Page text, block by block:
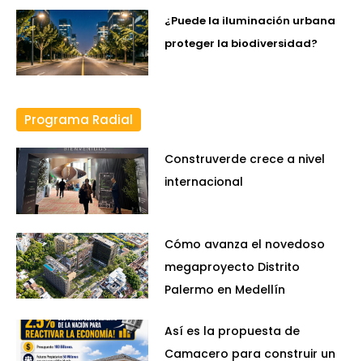
¿Puede la iluminación urbana
proteger la biodiversidad?
Programa Radial
Construverde crece a nivel
internacional
Cómo avanza el novedoso
megaproyecto Distrito
Palermo en Medellín
Así es la propuesta de
Camacero para construir un